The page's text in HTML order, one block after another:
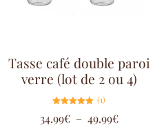
Tasse café double paroi
verre (lot de 2 ou 4)
5.00
sur 5
(1)
34.99€ – 49.99€